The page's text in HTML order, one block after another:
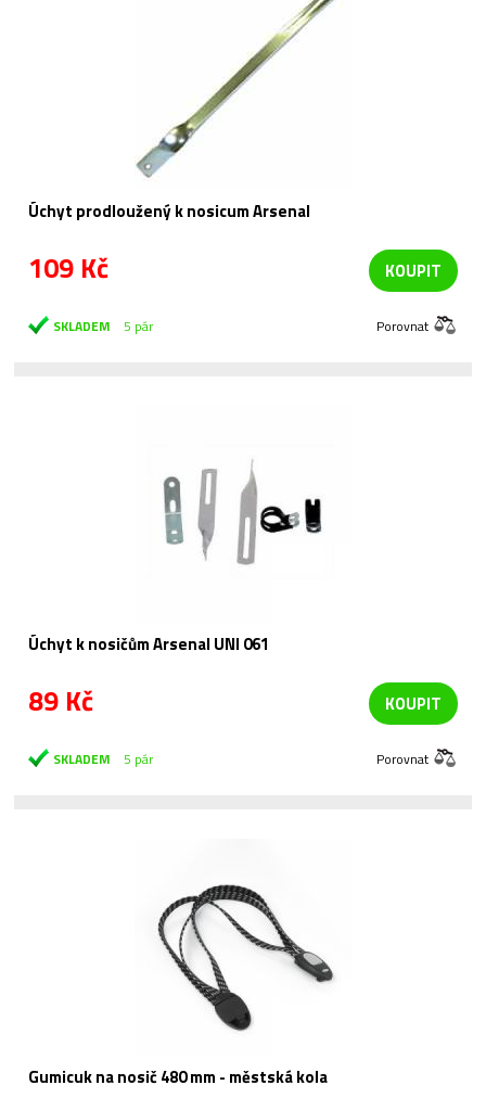
Úchyt prodloužený k nosicum Arsenal
109 Kč KOUPIT
SKLADEM 5 pár Porovnat
Úchyt k nosičům Arsenal UNI 061
89 Kč KOUPIT
SKLADEM 5 pár Porovnat
Gumicuk na nosič 480 mm - městská kola